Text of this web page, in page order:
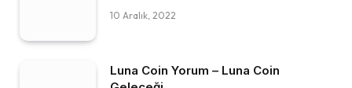
10 Aralık, 2022
Luna Coin Yorum – Luna Coin